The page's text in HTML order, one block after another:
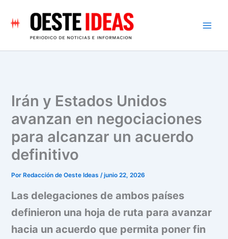
contenido
Irán y Estados Unidos
avanzan en negociaciones
para alcanzar un acuerdo
definitivo
Por Redacción de Oeste Ideas/junio 22, 2026
Las delegaciones de ambos países
definieron una hoja de ruta para avanzar
hacia un acuerdo que permita poner fin